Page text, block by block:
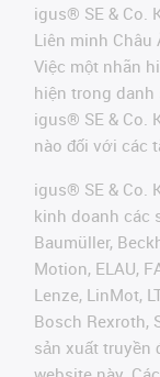
igus® SE & Co.
Liên minh Châu
Việc một nhãn
hiện trong
igus® SE & Co.
nào đối với các
igus® SE & Co.
kinh doanh các
Baumüller,
Motion, ELAU,
Lenze, LinMot,
Bosch Rexroth,
sản xuất truyền